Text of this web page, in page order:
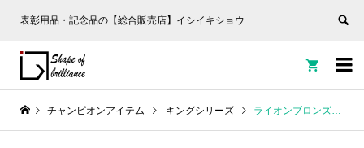
表彰用品・記念品の【総合販売店】イシイキショウ


チャンピオンアイテム キングシリーズ ライオンブロンズ：VC-4509